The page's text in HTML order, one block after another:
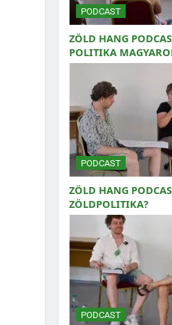
PODCAST
ZÖLD HANG
POLITIKA
PODCAST
ZÖLD HANG
ZÖLDPOLITIKA?
PODCAST